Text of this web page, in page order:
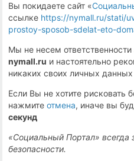
Вы покидаете сайт «
ссылке https://nymall.ru/stati/
prostoy-sposob-sdelat-eto-
Мы не несем
nymall.ru и настоятельно
никаких своих личных данных
Если Вы не хотите рисковать
нажмитеотмена, иначе вы
секунд
«Социальный Портал» всегда
безопасности.